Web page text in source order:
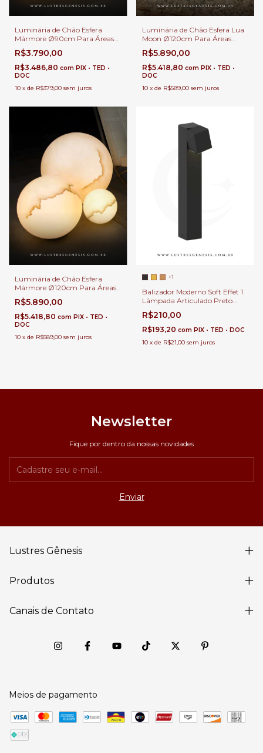
Luminária de Chão Esfera
Mármore Ø90cm Para Áreas
Internas e Externas.
R$3.790,00
R$3.486,80 com PIX • TED •
DOC
10 x de R$379,00 sem juros
Luminária de Chão Esfera Lua
Moon Ø120cm Para Áreas
Internas e Externas.
R$5.890,00
R$5.418,80 com PIX • TED •
DOC
10 x de R$589,00 sem juros
Luminária de Chão Esfera
Mármore Ø120cm Para Áreas
Internas e Externas.
R$5.890,00
R$5.418,80 com PIX • TED •
DOC
10 x de R$589,00 sem juros
+1
Balizador Moderno Soft Effet 1
Lâmpada Articulado Preto
Para Jardim, Passarela,
Corredor, Escada e Área
Externa
R$210,00
R$193,20 com PIX • TED • DOC
10 x de R$21,00 sem juros
Newsletter
Fique por dentro da nossas novidades
Lustres Gênesis
Produtos
Canais de Contato
Meios de pagamento